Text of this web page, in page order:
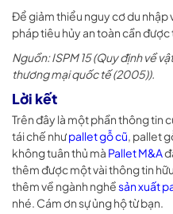
Để giảm thiểu nguy cơ du nhập
pháp tiêu hủy an toàn cần
Nguồn: ISPM 15 (Quy định về
thương mại quốc tế (2005)).
Lời kết
Trên đây là một phần thông tin
tái chế nhưpallet gỗ cũ, pallet
không tuân thủ mà Pallet M&A
thêm được một vài thông tin
thêm về ngành nghềsản xuất
nhé. Cám ơn sự ủng hộ từ bạn.